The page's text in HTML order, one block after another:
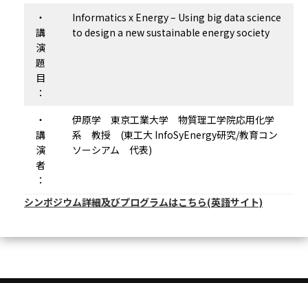
・
講
演
題
目
：
Informatics x Energy – Using big data science
to design a new sustainable energy society
・
講
演
者
：
伊原学 東京工業大学 物質理工学院応用化学
系 教授 (東工大 InfoSyEnergy研究/教育コン
ソーシアム 代表)
シンポジウム詳細及びプログラムはこちら(英語サイト)